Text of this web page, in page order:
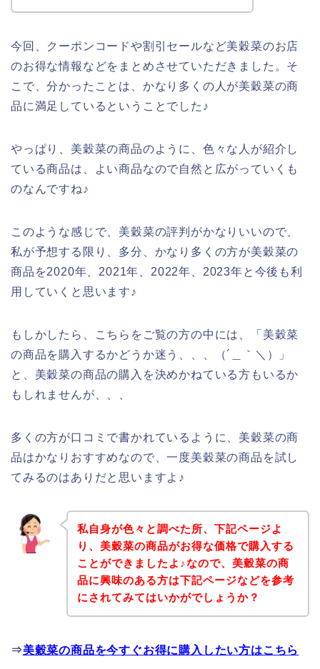
今回、クーポンコードや割引セールなど美穀菜のお店
のお得な情報などをまとめさせていただきました。そ
こで、分かったことは、かなり多くの人が美穀菜の商
品に満足しているということでした♪
やっぱり、美穀菜の商品のように、色々な人が紹介し
ている商品は、よい商品なので自然と広がっていくも
のなんですね♪
このような感じで、美穀菜の評判がかなりいいので、
私が予想する限り、多分、かなり多くの方が美穀菜の
商品を2020年、2021年、2022年、2023年と今後も利
用していくと思います♪
もしかしたら、こちらをご覧の方の中には、「美穀菜
の商品を購入するかどうか迷う、、、（´＿｀＼）」
と、美穀菜の商品の購入を決めかねている方もいるか
もしれませんが、、、
多くの方が口コミで書かれているように、美穀菜の商
品はかなりおすすめなので、一度美穀菜の商品を試し
てみるのはありだと思いますよ♪
私自身が色々と調べた所、下記ページよ
り、美穀菜の商品がお得な価格で購入する
ことができましたよ♪なので、美穀菜の商
品に興味のある方は下記ページなどを参考
にされてみてはいかがでしょうか？
⇒美穀菜の商品を今すぐお得に購入したい方はこちら